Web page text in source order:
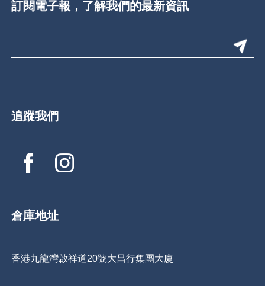
訂閱電子報，了解我們的最新資訊
追蹤我們
倉庫地址
香港九龍灣啟祥道20號大昌行集團大廈